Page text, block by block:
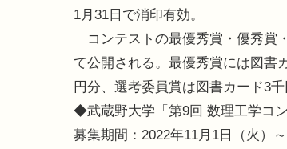
1月31日で消印有効。
コンテストの最優秀賞・優秀賞
て公開される。最優秀賞には図書
円分、選考委員賞は図書カード3千
◆武蔵野大学「第9回 数理工学コン
募集期間：2022年11月1日（火）